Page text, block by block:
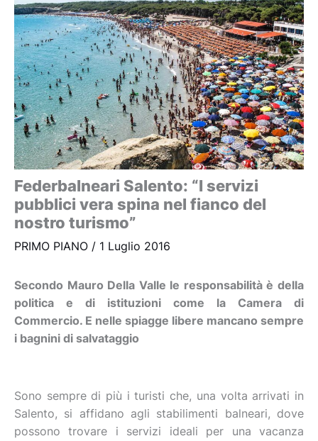
Federbalneari Salento: “I servizi
pubblici vera spina nel fianco del
nostro turismo”
PRIMO PIANO / 1 Luglio 2016
Secondo Mauro Della Valle le responsabilità è della
politica e di istituzioni come la Camera di
Commercio. E nelle spiagge libere mancano sempre
i bagnini di salvataggio
Sono sempre di più i turisti che, una volta arrivati in
Salento, si affidano agli stabilimenti balneari, dove
possono trovare i servizi ideali per una vacanza